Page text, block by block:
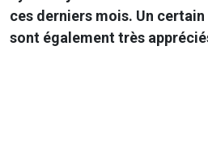
ces derniers mois. Un
sont également très